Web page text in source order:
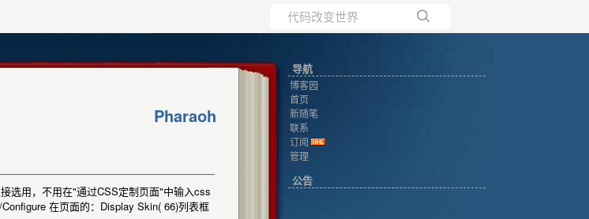
Pharaoh
选用，不用在"通过CSS定制页面"中输入css
在页面的：Display Skin( 66)列表框
导航
博客园
首页
新随笔
联系
订阅
管理
公告